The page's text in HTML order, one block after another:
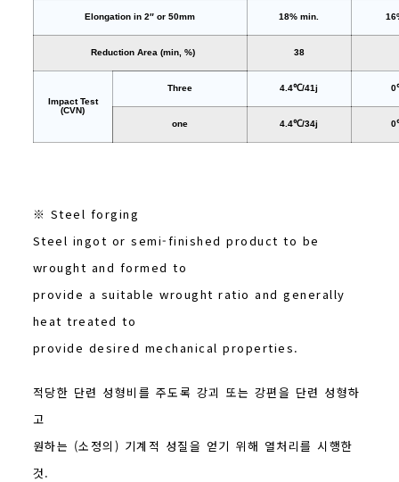
Elongation in 2″ or 50mm 18% min.
Reduction Area (min, %) 38
Impact Test
(CVN)
Three 4.4℃/41j
one 4.4℃/34j
※ Steel forging
Steel ingot or semi-finished product to be
wrought and formed to
provide a suitable wrought ratio and generally
heat treated to
provide desired mechanical properties.
적당한 단련 성형비를 주도록 강괴 또는 강편을 단련 성형하
고
원하는 (소정의) 기계적 성질을 얻기 위해 열처리를 시행한
것.